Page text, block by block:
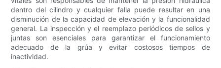
dentro del cilindro y cualquier falla puede resultar en una
disminución de la capacidad de elevación y la funcionalidad
general. La inspección y el reemplazo periódicos de sellos y
juntas son esenciales para garantizar el funcionamiento
adecuado de la grúa y evitar costosos tiempos de
inactividad.